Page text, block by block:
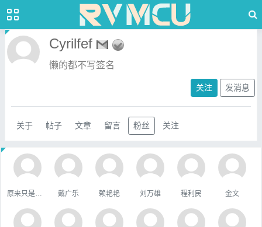
Cyrilfef
懒的都不写签名
关注 发消息
关于 帖子 文章 留言 粉丝 关注
戴广乐 赖艳艳 刘万雄 程利民 金文